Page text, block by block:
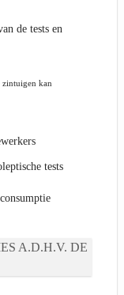
de tests en
zintuigen kan
tests
A.D.H.V. DE